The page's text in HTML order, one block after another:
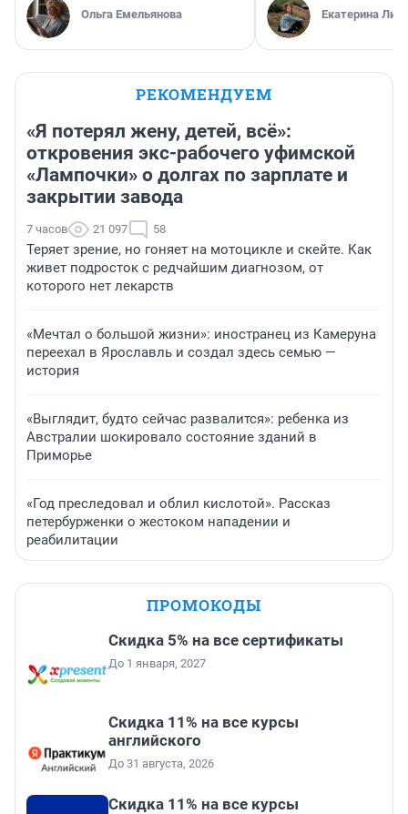
Ольга Емельянова Екатерина
РЕКОМЕНДУЕМ
«Я потерял жену, детей, всё»:
откровения экс-рабочего уфимской
«Лампочки» о долгах по зарплате и
закрытии завода
7 часов 21 097 58
Теряет зрение, но гоняет на мотоцикле и скейте. Как
живет подросток с редчайшим диагнозом, от
которого нет лекарств
«Мечтал о большой жизни»: иностранец из Камеруна
переехал в Ярославль и создал здесь семью —
история
«Выглядит, будто сейчас развалится»: ребенка из
Австралии шокировало состояние зданий в
Приморье
«Год преследовал и облил кислотой». Рассказ
петербурженки о жестоком нападении и
реабилитации
ПРОМОКОДЫ
Скидка 5% на все сертификаты
До 1 января, 2027
Скидка 11% на все курсы
английского
До 31 августа, 2026
Скидка 11% на все курсы